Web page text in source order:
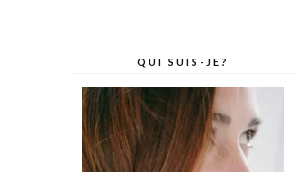
QUI SUIS-JE?